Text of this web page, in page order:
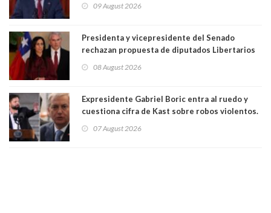
09 August 2026
Presidenta y vicepresidente del Senado
rechazan propuesta de diputados Libertarios
"Constituye un camino equivocado"
08 August 2026
Expresidente Gabriel Boric entra al ruedo y
cuestiona cifra de Kast sobre robos violentos.
07 August 2026